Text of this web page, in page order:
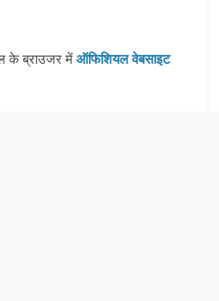
के ब्राउजर मेंऑफिशियल वेबसाइट